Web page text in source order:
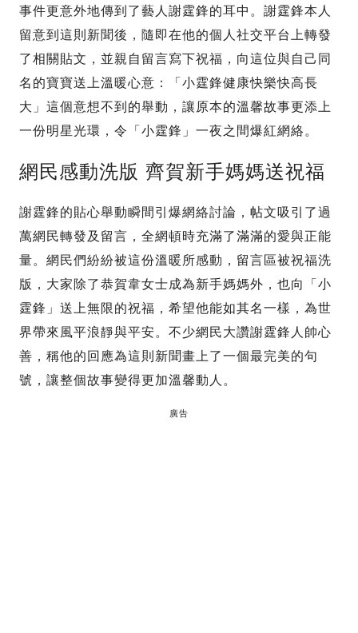
事件更意外地傳到了藝人謝霆鋒的耳中。謝霆鋒本人
留意到這則新聞後，隨即在他的個人社交平台上轉發
了相關貼文，並親自留言寫下祝福，向這位與自己同
名的寶寶送上溫暖心意：「小霆鋒健康快樂快高長
大」這個意想不到的舉動，讓原本的溫馨故事更添上
一份明星光環，令「小霆鋒」一夜之間爆紅網絡。
網民感動洗版 齊賀新手媽媽送祝福
謝霆鋒的貼心舉動瞬間引爆網絡討論，帖文吸引了過
萬網民轉發及留言，全網頓時充滿了滿滿的愛與正能
量。網民們紛紛被這份溫暖所感動，留言區被祝福洗
版，大家除了恭賀韋女士成為新手媽媽外，也向「小
霆鋒」送上無限的祝福，希望他能如其名一樣，為世
界帶來風平浪靜與平安。不少網民大讚謝霆鋒人帥心
善，稱他的回應為這則新聞畫上了一個最完美的句
號，讓整個故事變得更加溫馨動人。
廣告